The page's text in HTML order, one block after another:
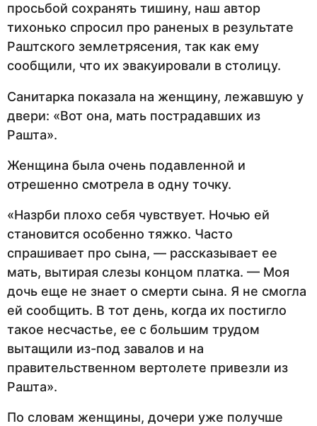
просьбой сохранять тишину, наш автор
тихонько спросил про раненых в результате
Раштского землетрясения, так как ему
сообщили, что их эвакуировали в столицу.
Санитарка показала на женщину, лежавшую у
двери: «Вот она, мать пострадавших из
Рашта».
Женщина была очень подавленной и
отрешенно смотрела в одну точку.
«Назрби плохо себя чувствует. Ночью ей
становится особенно тяжко. Часто
спрашивает про сына, — рассказывает ее
мать, вытирая слезы концом платка. — Моя
дочь еще не знает о смерти сына. Я не смогла
ей сообщить. В тот день, когда их постигло
такое несчастье, ее с большим трудом
вытащили из-под завалов и на
правительственном вертолете привезли из
Рашта».
По словам женщины, дочери уже получше